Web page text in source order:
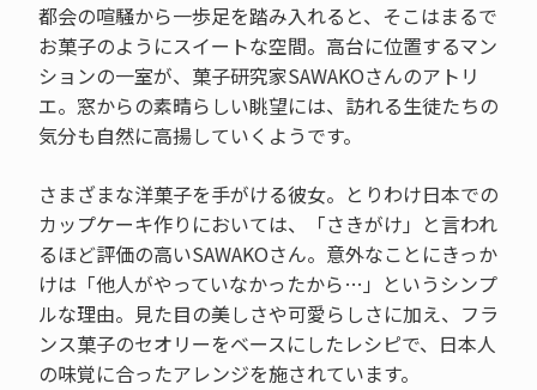
都会の喧騒から一歩足を踏み入れると、そこはまるで
お菓子のようにスイートな空間。高台に位置するマン
ションの一室が、菓子研究家SAWAKOさんのアトリ
エ。窓からの素晴らしい眺望には、訪れる生徒たちの
気分も自然に高揚していくようです。
さまざまな洋菓子を手がける彼女。とりわけ日本での
カップケーキ作りにおいては、「さきがけ」と言われ
るほど評価の高いSAWAKOさん。意外なことにきっか
けは「他人がやっていなかったから…」というシンプ
ルな理由。見た目の美しさや可愛らしさに加え、フラ
ンス菓子のセオリーをベースにしたレシピで、日本人
の味覚に合ったアレンジを施されています。